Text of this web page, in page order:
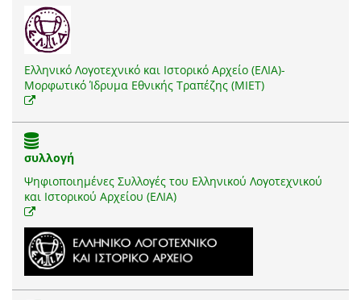
Ελληνικό Λογοτεχνικό και Ιστορικό Αρχείο (ΕΛΙΑ)-
Μορφωτικό Ίδρυμα Εθνικής Τραπέζης (ΜΙΕΤ)
συλλογή
Ψηφιοποιημένες Συλλογές του Ελληνικού Λογοτεχνικού
και Ιστορικού Αρχείου (ΕΛΙΑ)